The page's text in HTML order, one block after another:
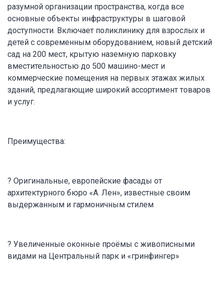
разумной организации пространства, когда все
основные объекты инфраструктуры в шаговой
доступности. Включает поликлинику для взрослых и
детей с современным оборудованием, новый детский
сад на 200 мест, крытую наземную парковку
вместительностью до 500 машино-мест и
коммерческие помещения на первых этажах жилых
зданий, предлагающие широкий ассортимент товаров
и услуг.
Преимущества:
? Оригинальные, европейские фасады от
архитектурного бюро «А. Лен», известные своим
выдержанным и гармоничным стилем
? Увеличенные оконные проёмы с живописными
видами на Центральный парк и «гринфингер»